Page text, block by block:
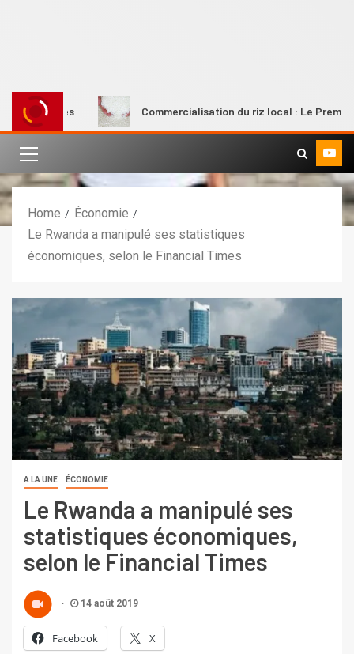
Commercialisation du riz local : Le Premier ministre
Home
Économie
Le Rwanda a manipulé ses statistiques
économiques, selon le Financial Times
A LA UNE ÉCONOMIE
Le Rwanda a manipulé ses
statistiques économiques,
selon le Financial Times
14 août 2019
Facebook X